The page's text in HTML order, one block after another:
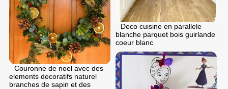
Deco cuisine en parallele
blanche parquet bois guirlande
coeur blanc
Couronne de noel avec des
elements decoratifs naturel
branches de sapin et des